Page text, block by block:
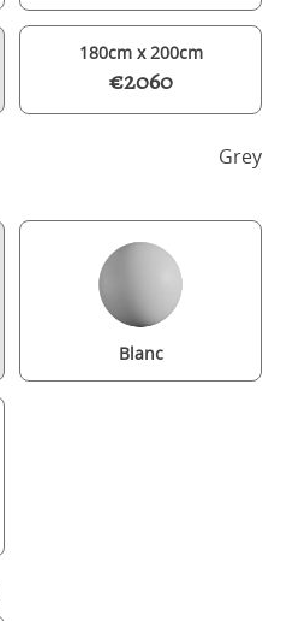
180cm x 200cm
€2060
Grey
Blanc